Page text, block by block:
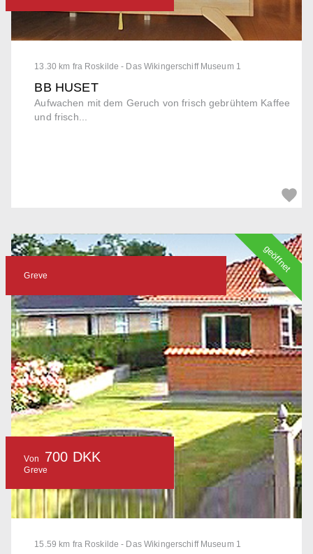
13.30 km fra Roskilde - Das Wikingerschiff Museum 1
BB HUSET
Aufwachen mit dem Geruch von frisch gebrühtem Kaffee
und frisch...
15.59 km fra Roskilde - Das Wikingerschiff Museum 1
Greve
Von 700 DKK
Greve
geöffnet